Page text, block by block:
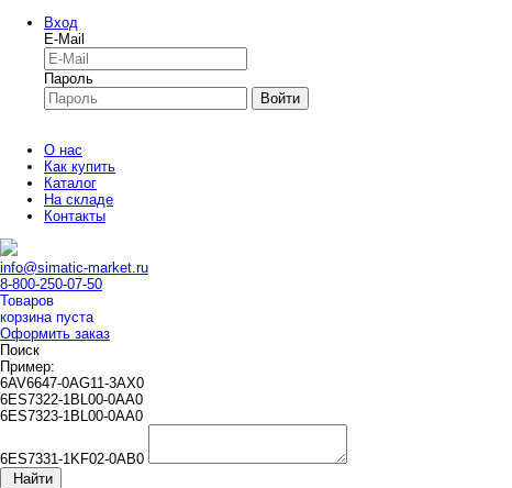
Вход
E-Mail
Пароль
Войти
О нас
Как купить
Каталог
На складе
Контакты
info@simatic-market.ru
8-800-250-07-50
Товаров
корзина пуста
Оформить заказ
Поиск
Пример:
6AV6647-0AG11-3AX0
6ES7322-1BL00-0AA0
6ES7323-1BL00-0AA0
6ES7331-1KF02-0AB0
Найти